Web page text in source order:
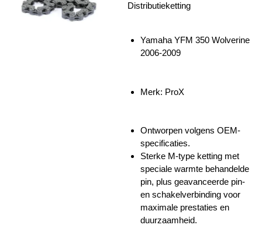
Distributieketting
Yamaha YFM 350 Wolverine
2006-2009
Merk: ProX
Ontworpen volgens OEM-
specificaties.
Sterke M-type ketting met
speciale warmte behandelde
pin, plus geavanceerde pin-
en schakelverbinding voor
maximale prestaties en
duurzaamheid.